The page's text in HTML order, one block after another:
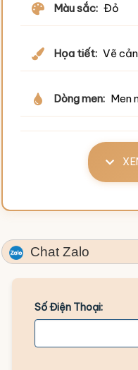
Màu sắc: Đỏ
Họa tiết: Vẽ
Dòng men: Men
Chat Zalo
Số Điện Thoại: